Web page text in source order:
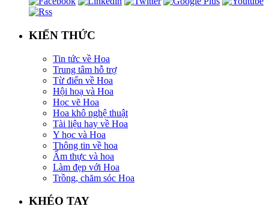
KIẾN THỨC
Tin tức về Hoa
Trung tâm hỗ trợ
Từ điển về Hoa
Hội hoạ và Hoa
Học vẽ Hoa
Hoa khô nghệ thuật
Tài liệu hay về Hoa
Y học và Hoa
Thông tin về hoa
Ẩm thực và hoa
Làm đẹp với Hoa
Trồng, chăm sóc Hoa
KHÉO TAY